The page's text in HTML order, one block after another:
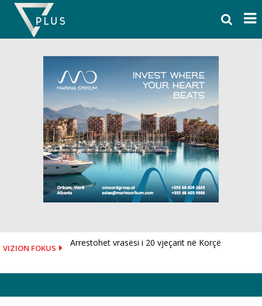
Skip
content
VIZION FOKUS Arrestohet vrasësi i 20 vjeçarit në Korçë